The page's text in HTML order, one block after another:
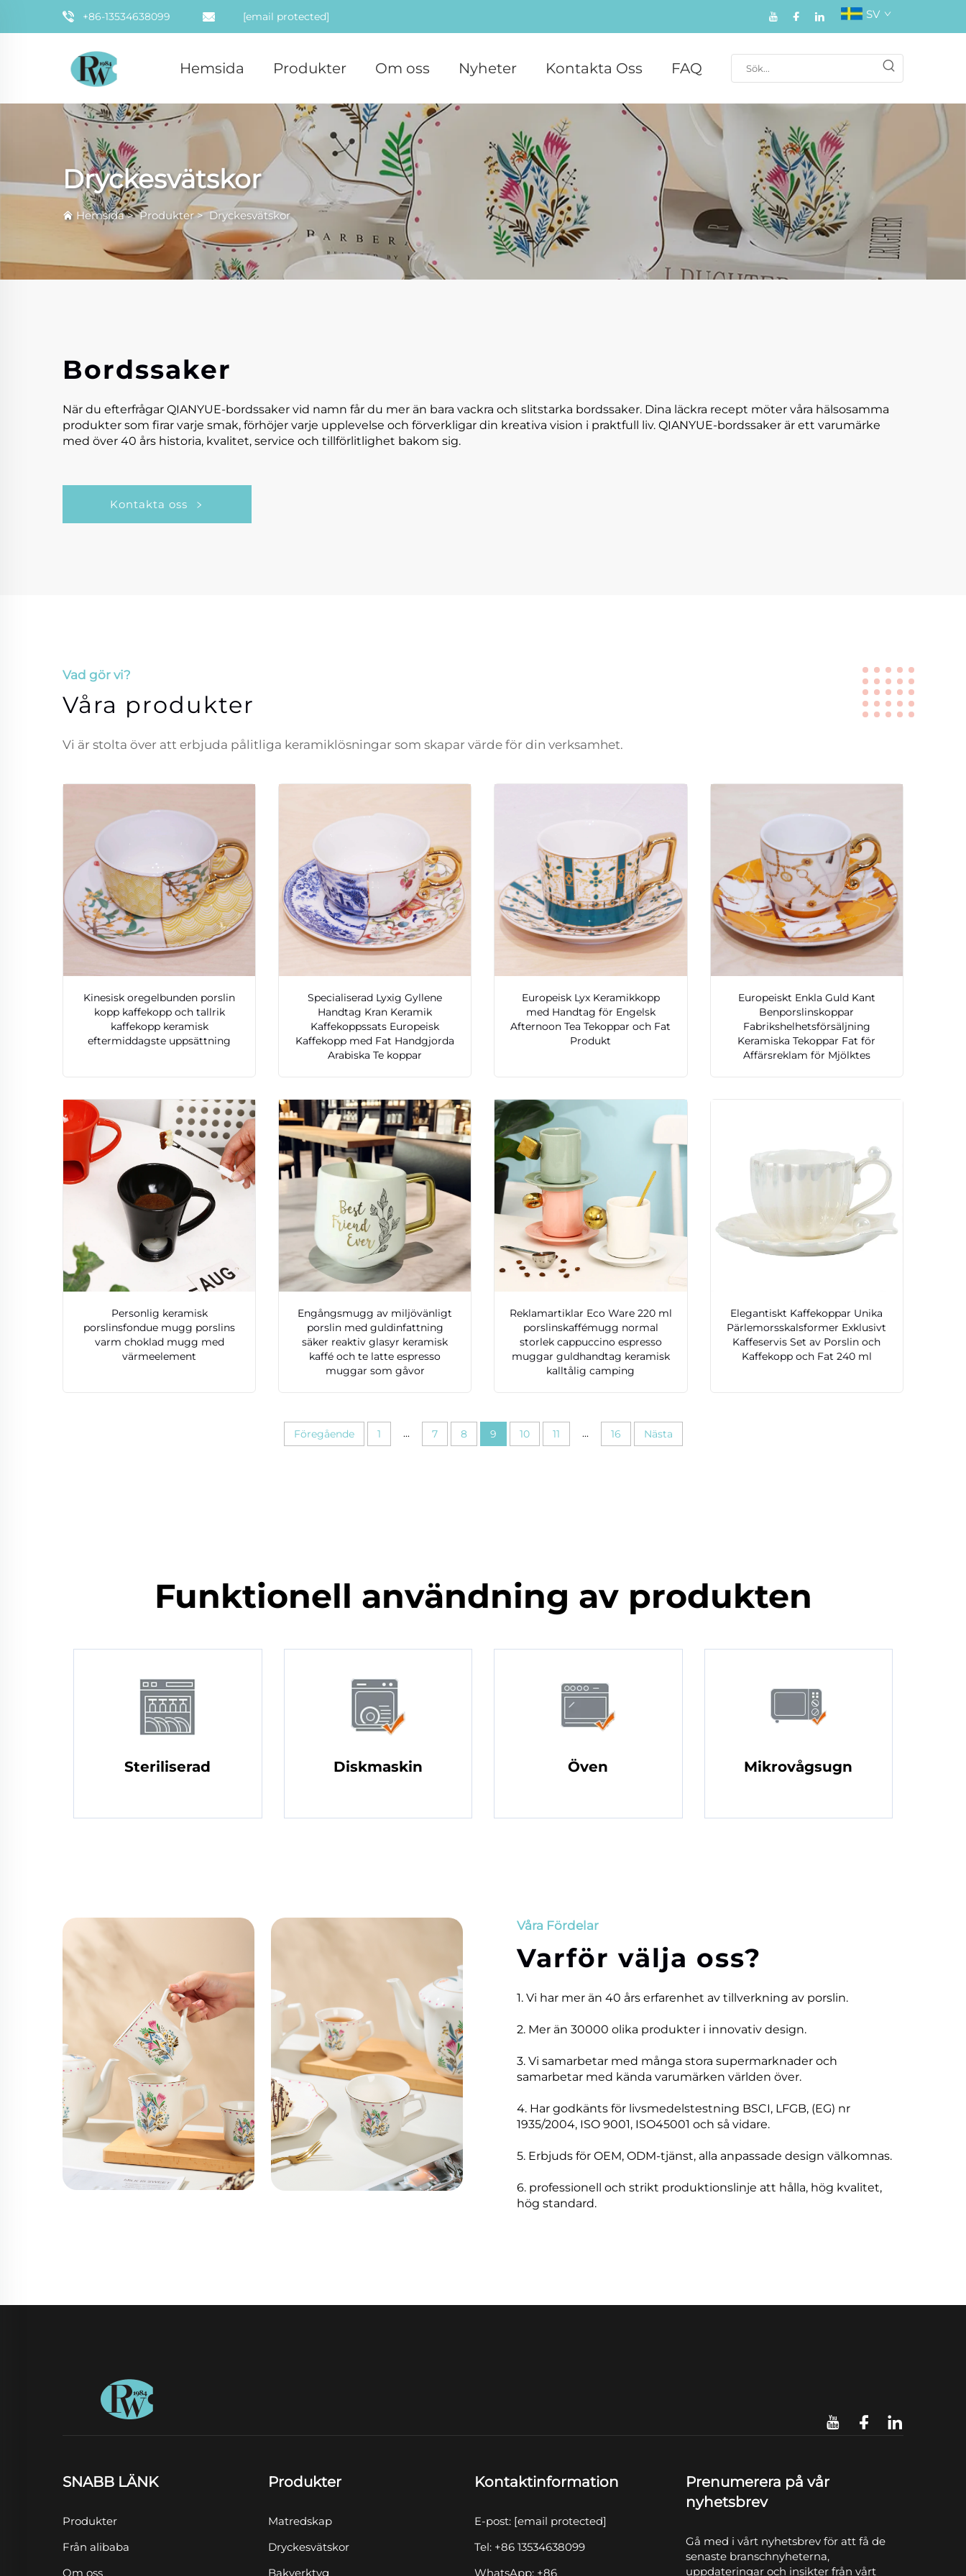
+86-13534638099 [email protected] SV
Hemsida Produkter Om oss Nyheter Kontakta Oss FAQ
Dryckesvätskor
Hemsida>Produkter>Dryckesvätskor
Bordssaker
När du efterfrågar QIANYUE-bordssaker vid namn får du mer än bara vackra och slitstarka bordssaker. Dina läckra recept möter våra hälsosamma
produkter som firar varje smak, förhöjer varje upplevelse och förverkligar din kreativa vision i praktfull liv. QIANYUE-bordssaker är ett varumärke
med över 40 års historia, kvalitet, service och tillförlitlighet bakom sig.
Kontakta oss
Vad gör vi?
Våra produkter
Vi är stolta över att erbjuda pålitliga keramiklösningar som skapar värde för din verksamhet.
Kinesisk oregelbunden porslin
kopp kaffekopp och tallrik
kaffekopp keramisk
eftermiddagste uppsättning
Specialiserad Lyxig Gyllene
Handtag Kran Keramik
Kaffekoppssats Europeisk
Kaffekopp med Fat Handgjorda
Arabiska Te koppar
Europeisk Lyx Keramikkopp
med Handtag för Engelsk
Afternoon Tea Tekoppar och Fat
Produkt
Europeiskt Enkla Guld Kant
Benporslinskoppar
Fabrikshelhetsförsäljning
Keramiska Tekoppar Fat för
Affärsreklam för Mjölktes
Personlig keramisk
porslinsfondue mugg porslins
varm choklad mugg med
värmeelement
Engångsmugg av miljövänligt
porslin med guldinfattning
säker reaktiv glasyr keramisk
kaffé och te latte espresso
muggar som gåvor
Reklamartiklar Eco Ware 220 ml
porslinskaffémugg normal
storlek cappuccino espresso
muggar guldhandtag keramisk
kalltålig camping
Elegantiskt Kaffekoppar Unika
Pärlemorsskalsformer Exklusivt
Kaffeservis Set av Porslin och
Kaffekopp och Fat 240 ml
Föregående 1 ... 7 8 9 10 11 ... 16 Nästa
Funktionell användning av produkten
Steriliserad Diskmaskin Öven Mikrovågsugn
Våra Fördelar
Varför välja oss?
1. Vi har mer än 40 års erfarenhet av tillverkning av porslin.
2. Mer än 30000 olika produkter i innovativ design.
3. Vi samarbetar med många stora supermarknader och
samarbetar med kända varumärken världen över.
4. Har godkänts för livsmedelstestning BSCI, LFGB, (EG) nr
1935/2004, ISO 9001, ISO45001 och så vidare.
5. Erbjuds för OEM, ODM-tjänst, alla anpassade design välkomnas.
6. professionell och strikt produktionslinje att hålla, hög kvalitet,
hög standard.
SNABB LÄNK
Produkter
Från alibaba
Om oss
Produkter
Matredskap
Dryckesvätskor
Bakverktyg
Kontaktinformation
E-post: [email protected]
Tel: +86 13534638099
WhatsApp: +86
Prenumerera på vår
nyhetsbrev
Gå med i vårt nyhetsbrev för att få de
senaste branschnyheterna,
uppdateringar och insikter från vårt